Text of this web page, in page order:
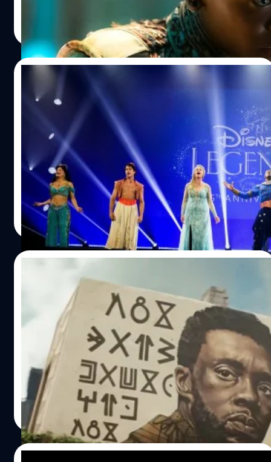
23/09/2022
เก็บตก ‘The Disney Legends Award’ จาก
งาน D23 Expo 2022 โมเมนต์เกียรติยศที่
ดิสนีย์ขอมอบให้เหล่านักแสดง
ปีนี้ beartai BUZZ ได้รับเชิญไปร่วมงาน D23 Expo 2022
อีเวนต์สุดยิ่งใหญ่ประจำปีของดิสนีย์ ที่จัดขึ้น ณ Anaheim
Convention Center เมืองลอสแอนเจลิส ประเทศสหรัฐฯ ซึ่ง
ภายในงานต้องบอกเลยว่าคึกคักกันสุด ๆ แถมประธานใหญ่
ดิสนีย์ บ๊อบ ชาเปก (Bob Chapek) ยังมาร่วมเปิดงานนี้ด้วยตัว
เองอีกด้วย D23 Expo ปีนี้ไม่ได้มีไฮไลต์แค่บนเวทีใหญ่อย่าง
เดียวเท่านั้น เพราะไหน ๆ ก็เป็นการกลับมาจัดงานครั้งแรกใน
รอบ 3 ปี แล้ว ดิสนีย์จึงจัดความสนุกสนานและคับคั่งไปด้วย
ไลน์อัปหนังใหม่กันอย่างจุใจตลอดทั้งอาทิตย์ แต่สิ่งที่เป็น
ไฮไลต์ของงานวันแรกก็คือการประกาศรางวัล ‘The Disney
Legends Award’ นั่นเอง ‘The Disney Legends Award’
เป็นการมอบรางวัลให้แก่ผู้ที่มีส่วนร่วมในการถ่ายทอดเรื่องราว
จากแนวคิดและจินตนาการของดิสนีย์ออกมาให้ทุก ๆ คนได้
รับชมกัน โดยในปีนี้ (2022) ผู้ที่ได้รับรางวัลมีทั้งหมด 14 คน
เลยทีเดียว ซึ่งแต่ละคนที่ได้รางวัลก็จะมีการขึ้นมากล่าวเรื่อง
ราวประทับใจที่ตัวเองมีร่วมกับดิสนีย์ Ellen Pompeo เอลเลน…
ลลิตา คงสด| 1415 days ago
Read More
เปิดความหมายข้อความไว้อาลัย ‘ที ชัลลา’ จาก
ตัวอย่าง ‘Black Panther 2’
ในงาน Comic-Con 2022 Marvel Studios ได้ปล่อยทีเซอร์
แรกของ 'Black Panther: Wakanda Forever' ให้แฟน ๆ ได้รับ
ชมกัน ซึ่งไฮไลต์ของตัวอย่างล่าสุดนี้ ได้แฝงกลิ่นอายของการ
ไว้อาลัยให้กับ แชดวิก โบสแมน (Chadwick Boseman) นัก
แสดงผู้รับบท แบล็ค แพนเธอร์ (Black Panther) ที่เสียชีวิตไป
เมื่อปี 2020 ไม่น้อย จากตัวอย่างนี้ ได้มีการเผยภาพกษัตริย์ที
ชัลลา (T-Challa) ผู้ล่วงลับ ถูกวาดบนผนังกำแพง และมีภาษา
วาคานดัน (wakandan) ซึ่งเป็นภาษาท้องถิ่นของชาววาคานดา
(Wakanda) เขียนไว้อาลัยอยู่ด้านหลัง ตัวอักษรเหล่านี้เมื่อแปล
ปัญญา เสือสิงห์| 1474 days ago
Read More